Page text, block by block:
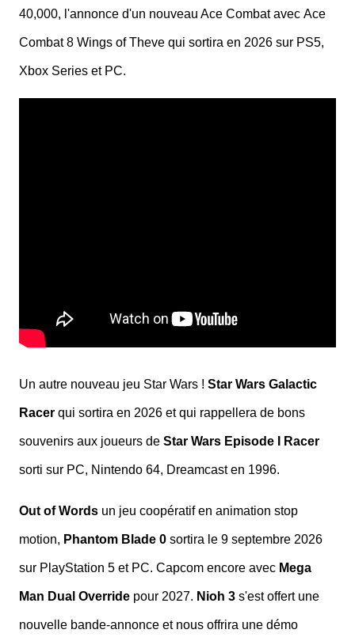
40,000, l'annonce d'un nouveau Ace Combat avec Ace
Combat 8 Wings of Theve qui sortira en 2026 sur PS5,
Xbox Series et PC.
Un autre nouveau jeu Star Wars ! Star Wars Galactic
Racer qui sortira en 2026 et qui rappellera de bons
souvenirs aux joueurs de Star Wars Episode I Racer
sorti sur PC, Nintendo 64, Dreamcast en 1996.
Out of Words un jeu coopératif en animation stop
motion, Phantom Blade 0 sortira le 9 septembre 2026
sur PlayStation 5 et PC. Capcom encore avec Mega
Man Dual Override pour 2027. Nioh 3 s'est offert une
nouvelle bande-annonce et nous offrira une démo